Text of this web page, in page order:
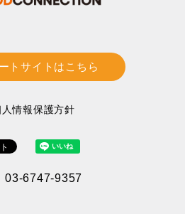
トサイトはこちら
人情報保護方針
03-6747-9357